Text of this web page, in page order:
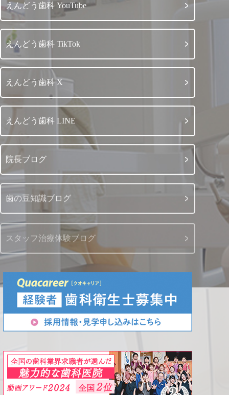
えんどう歯科 YouTube
えんどう歯科 TikTok
えんどう歯科 X
えんどう歯科 LINE
院長ブログ
歯の豆知識ブログ
スタッフ治療体験ブログ